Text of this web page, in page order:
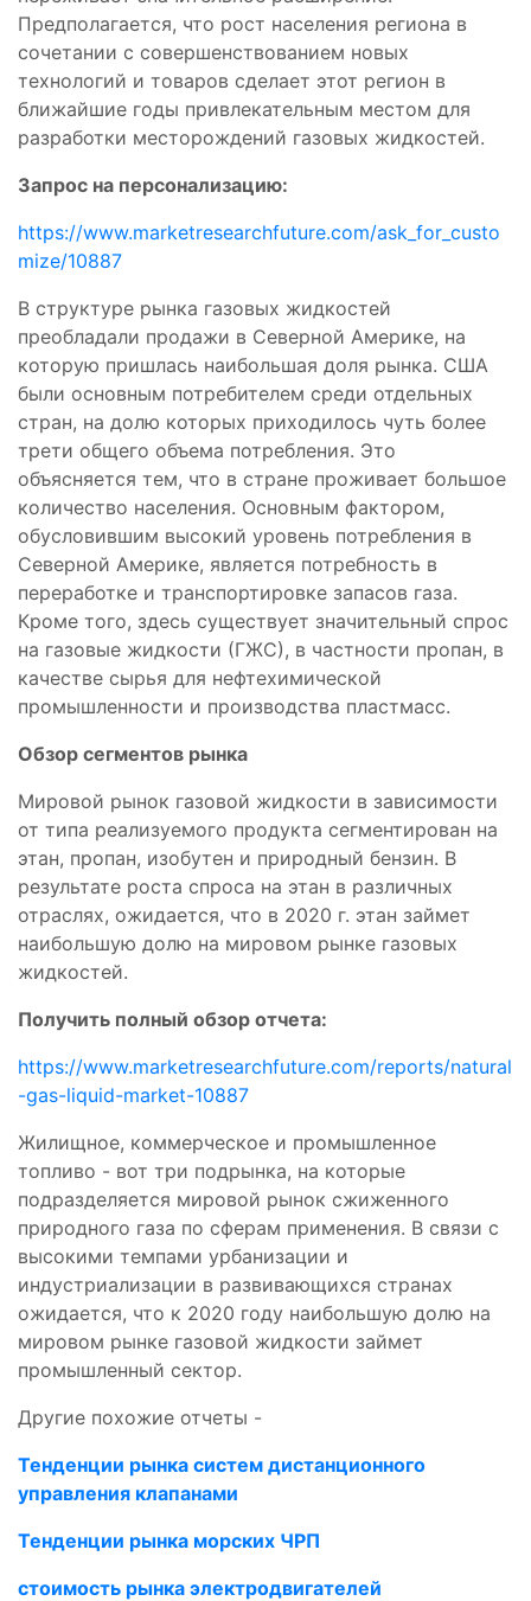
Предполагается, что рост населения региона в
сочетании с совершенствованием новых
технологий и товаров сделает этот регион в
ближайшие годы привлекательным местом для
разработки месторождений газовых жидкостей.
Запрос на персонализацию:
https://www.marketresearchfuture.com/ask_for_custo
mize/10887
В структуре рынка газовых жидкостей
преобладали продажи в Северной Америке, на
которую пришлась наибольшая доля рынка. США
были основным потребителем среди отдельных
стран, на долю которых приходилось чуть более
трети общего объема потребления. Это
объясняется тем, что в стране проживает большое
количество населения. Основным фактором,
обусловившим высокий уровень потребления в
Северной Америке, является потребность в
переработке и транспортировке запасов газа.
Кроме того, здесь существует значительный спрос
на газовые жидкости (ГЖС), в частности пропан, в
качестве сырья для нефтехимической
промышленности и производства пластмасс.
Обзор сегментов рынка
Мировой рынок газовой жидкости в зависимости
от типа реализуемого продукта сегментирован на
этан, пропан, изобутен и природный бензин. В
результате роста спроса на этан в различных
отраслях, ожидается, что в 2020 г. этан займет
наибольшую долю на мировом рынке газовых
жидкостей.
Получить полный обзор отчета:
https://www.marketresearchfuture.com/reports/natural
-gas-liquid-market-10887
Жилищное, коммерческое и промышленное
топливо - вот три подрынка, на которые
подразделяется мировой рынок сжиженного
природного газа по сферам применения. В связи с
высокими темпами урбанизации и
индустриализации в развивающихся странах
ожидается, что к 2020 году наибольшую долю на
мировом рынке газовой жидкости займет
промышленный сектор.
Другие похожие отчеты -
Тенденции рынка систем дистанционного
управления клапанами
Тенденции рынка морских ЧРП
стоимость рынка электродвигателей